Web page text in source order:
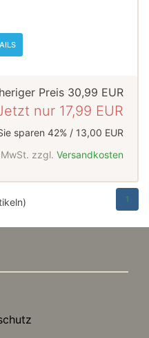
Preis 30,99 EUR
nur 17,99 EUR
sparen 42% / 13,00 EUR
zzgl. Versandkosten
1